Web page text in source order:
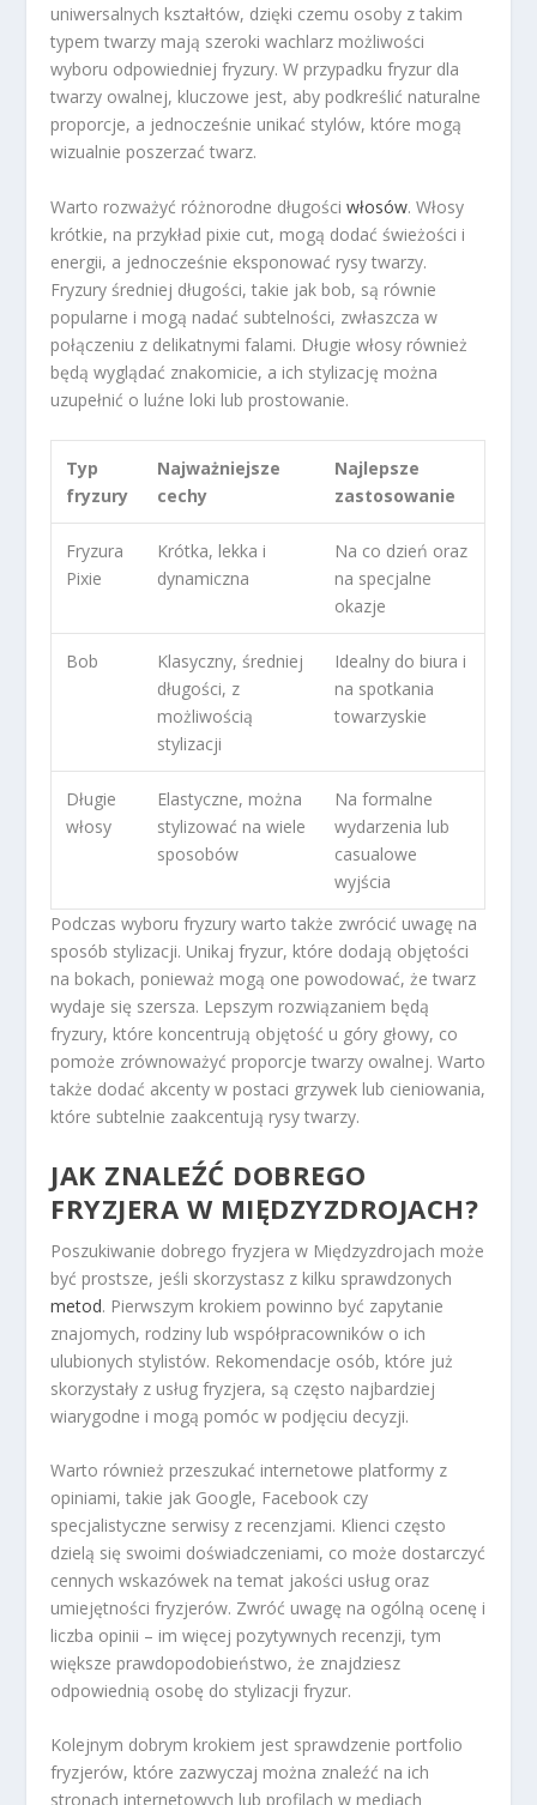
uniwersalnych kształtów, dzięki czemu osoby z takim
typem twarzy mają szeroki wachlarz możliwości
wyboru odpowiedniej fryzury. W przypadku fryzur dla
twarzy owalnej, kluczowe jest, aby podkreślić naturalne
proporcje, a jednocześnie unikać stylów, które mogą
wizualnie poszerzać twarz.
Warto rozważyć różnorodne długościwłosów. Włosy
krótkie, na przykład pixie cut, mogą dodać świeżości i
energii, a jednocześnie eksponować rysy twarzy.
Fryzury średniej długości, takie jak bob, są równie
popularne i mogą nadać subtelności, zwłaszcza w
połączeniu z delikatnymi falami. Długie włosy również
będą wyglądać znakomicie, a ich stylizację można
uzupełnić o luźne loki lub prostowanie.
Typ
fryzury
Najważniejsze
cechy
Najlepsze
zastosowanie
Fryzura
Pixie
Krótka, lekka i
dynamiczna
Na co dzień oraz
na specjalne
okazje
Bob
Klasyczny, średniej
długości, z
możliwością
stylizacji
Idealny do biura i
na spotkania
towarzyskie
Długie
włosy
Elastyczne, można
stylizować na wiele
sposobów
Na formalne
wydarzenia lub
casualowe
wyjścia
Podczas wyboru fryzury warto także zwrócić uwagę na
sposób stylizacji. Unikaj fryzur, które dodają objętości
na bokach, ponieważ mogą one powodować, że twarz
wydaje się szersza. Lepszym rozwiązaniem będą
fryzury, które koncentrują objętość u góry głowy, co
pomoże zrównoważyć proporcje twarzy owalnej. Warto
także dodać akcenty w postaci grzywek lub cieniowania,
które subtelnie zaakcentują rysy twarzy.
JAK ZNALEŹĆ DOBREGO
FRYZJERA W MIĘDZYZDROJACH?
Poszukiwanie dobrego fryzjera w Międzyzdrojach może
być prostsze, jeśli skorzystasz z kilku sprawdzonych
metod. Pierwszym krokiem powinno być zapytanie
znajomych, rodziny lub współpracowników o ich
ulubionych stylistów. Rekomendacje osób, które już
skorzystały z usług fryzjera, są często najbardziej
wiarygodne i mogą pomóc w podjęciu decyzji.
Warto również przeszukać internetowe platformy z
opiniami, takie jak Google, Facebook czy
specjalistyczne serwisy z recenzjami. Klienci często
dzielą się swoimi doświadczeniami, co może dostarczyć
cennych wskazówek na temat jakości usług oraz
umiejętności fryzjerów. Zwróć uwagę na ogólną ocenę i
liczba opinii – im więcej pozytywnych recenzji, tym
większe prawdopodobieństwo, że znajdziesz
odpowiednią osobę do stylizacji fryzur.
Kolejnym dobrym krokiem jest sprawdzenie portfolio
fryzjerów, które zazwyczaj można znaleźć na ich
stronach internetowych lub profilach w mediach